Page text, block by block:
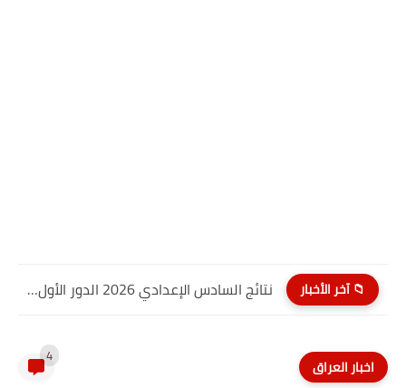
📁 آخر الأخبار نتائج السادس الإعدادي 2026 الدور الأول PDF كربلاء المقدسة| موقع...
اخبار العراق 4